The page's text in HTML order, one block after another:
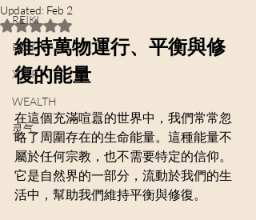
REIKI
REIKI
XTAR
WEALTH
灵气
Updated: Feb 2
Rated NaN out of 5 stars.
維持萬物運行、平衡與修
復的能量
在這個充滿喧囂的世界中，我們常常忽
略了周圍存在的生命能量。這種能量不
屬於任何宗教，也不需要特定的信仰。
它是自然界的一部分，流動於我們的生
活中，幫助我們維持平衡與修復。